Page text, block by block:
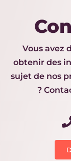
Vous avez
obtenir des
sujet de nos
?